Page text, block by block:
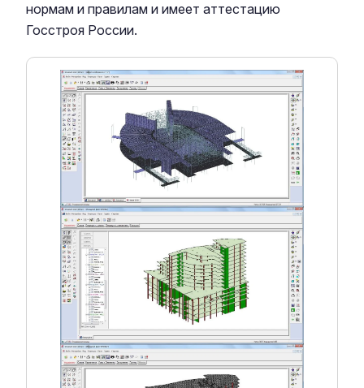
нормам и правилам и имеет аттестацию
Госстроя России.